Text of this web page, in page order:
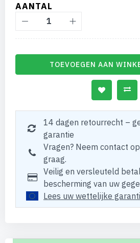
AANTAL
TOEVOEGEN AAN
14 dagen retourrecht –
garantie
Vragen? Neem contact
graag.
Veilig en versleuteld
bescherming van uw
Lees uw wettelijke